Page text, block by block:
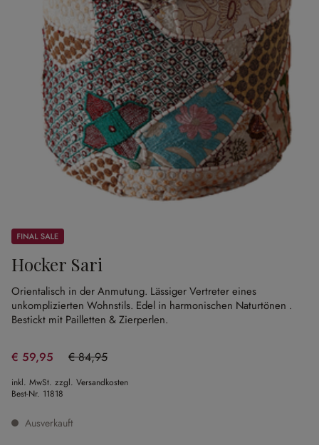
Sale
Hocker Sari
Orientalisch in der Anmutung. Lässiger Vertreter eines
unkomplizierten Wohnstils. Edel in harmonischen Naturtönen .
Bestickt mit Pailletten & Zierperlen.
€ 59,95 € 84,95
(29.43% gespart)
inkl. MwSt. zzgl. Versandkosten
Best-Nr. 11818
Ausverkauft